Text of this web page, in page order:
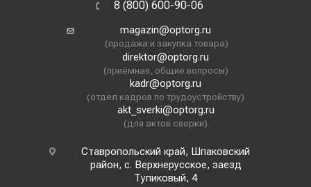
8 (800) 600-90-06
magazin@optorg.ru
(продажа и закупка товара)
direktor@optorg.ru
(приёмная, общие вопросы)
kadr@optorg.ru
(отдел кадров по трудоустройству)
akt_sverki@optorg.ru
(для актов сверки)
Ставропольский край, Шпаковский
район, с. Верхнерусское, заезд
Тупиковый, 4